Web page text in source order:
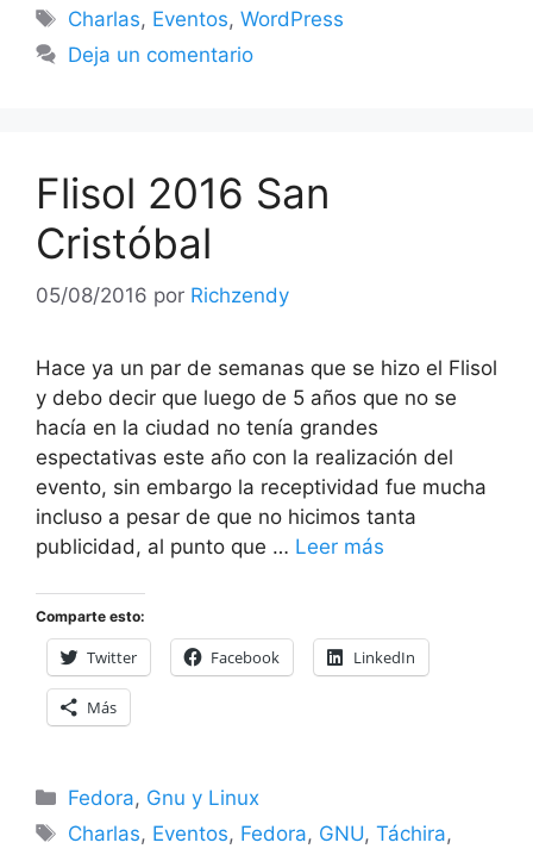
Etiquetas
Charlas, Eventos,WordPress
Deja un comentario
Flisol 2016 San
Cristóbal
05/08/2016 por Richzendy
Hace ya un par de semanas que se hizo el Flisol
y debo decir que luego de 5 años que no se
hacía en la ciudad no tenía grandes
espectativas este año con la realización del
evento, sin embargo la receptividad fue mucha
incluso a pesar de que no hicimos tanta
publicidad, al punto que … Leer más
Comparte esto:
Twitter Facebook LinkedIn
Más
Categorías
Fedora, Gnu y Linux
Etiquetas
Charlas, Eventos, Fedora, GNU,Táchira,